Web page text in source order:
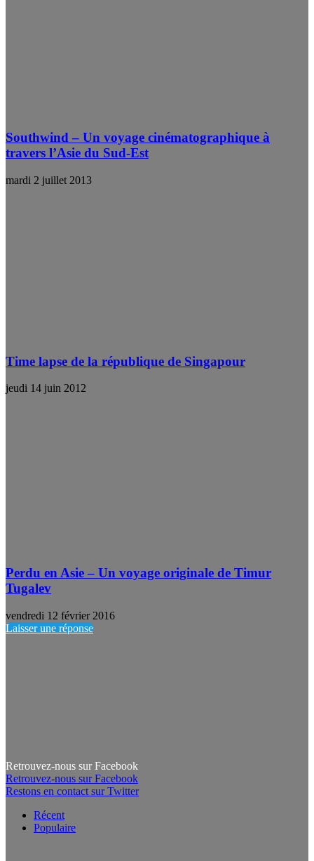
Southwind – Un voyage cinématographique à
travers l’Asie du Sud-Est
mardi 2 juillet 2013
Time lapse de la république de Singapour
jeudi 14 juin 2012
Perdu en Asie – Un voyage originale de Timur
Tugalev
vendredi 12 février 2016
Laisser une réponse
Retrouvez-nous sur Facebook
Retrouvez-nous sur Facebook
Restons en contact sur Twitter
Récent
Populaire